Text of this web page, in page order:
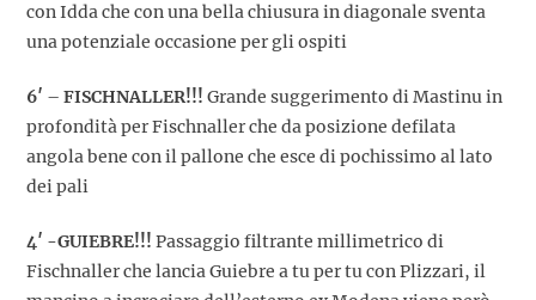
con Idda che con una bella chiusura in diagonale sventa
una potenziale occasione per gli ospiti
6′ – FISCHNALLER!!! Grande suggerimento di Mastinu in
profondità per Fischnaller che da posizione defilata
angola bene con il pallone che esce di pochissimo al lato
dei pali
4′ -GUIEBRE!!! Passaggio filtrante millimetrico di
Fischnaller che lancia Guiebre a tu per tu con Plizzari, il